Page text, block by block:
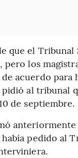
que el Tribunal
pero los
acuerdo para
al tribunal
de septiembre.
anteriormente
pedido al